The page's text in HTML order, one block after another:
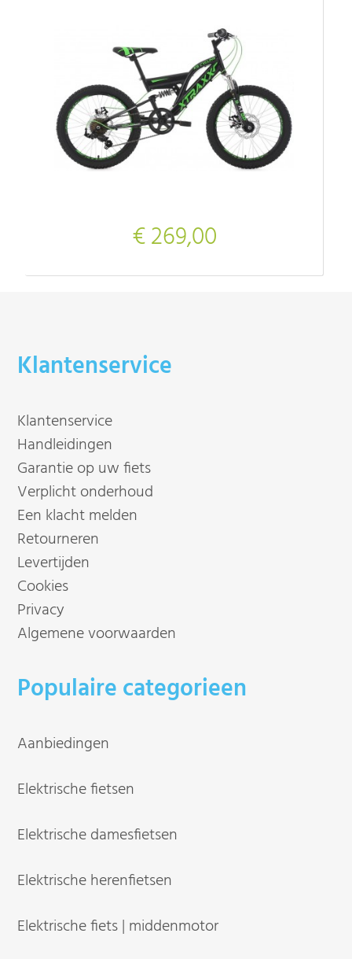
€ 269,00
Klantenservice
Klantenservice
Handleidingen
Garantie op uw fiets
Verplicht onderhoud
Een klacht melden
Retourneren
Levertijden
Cookies
Privacy
Algemene voorwaarden
Populaire categorieen
Aanbiedingen
Elektrische fietsen
Elektrische damesfietsen
Elektrische herenfietsen
Elektrische fiets | middenmotor